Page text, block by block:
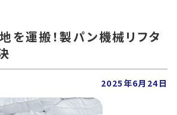
を運搬！製パン機械リフタ
2025年6月24日